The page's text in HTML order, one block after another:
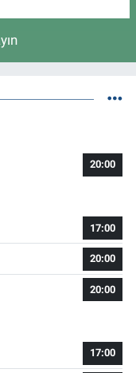
20:00
17:00
20:00
20:00
17:00